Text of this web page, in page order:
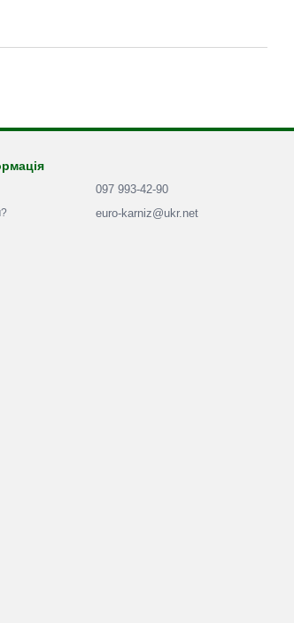
097 993-42-90
euro-karniz@ukr.net